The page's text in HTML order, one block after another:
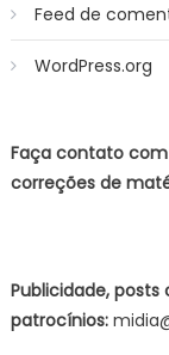
Feed de
WordPress.org
Faça contato
correções de
Publicidade, posts
patrocínios: